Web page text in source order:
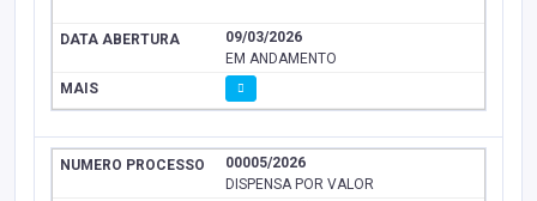
09/03/2026
EM ANDAMENTO
00005/2026
DISPENSA POR VALOR